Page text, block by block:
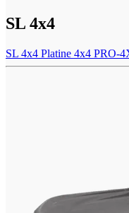
SL 4x4
SL 4x4 Platine 4x4 PRO-